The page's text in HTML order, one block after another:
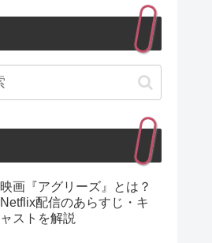
映画『アグリーズ』とは？
Netflix配信のあらすじ・キ
ャストを解説